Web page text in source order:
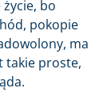
bo
pokopie
ma
takie proste,